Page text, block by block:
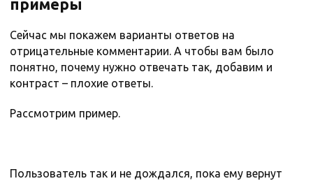
примеры
Сейчас мы покажем варианты ответов на
отрицательные комментарии. А чтобы вам было
понятно, почему нужно отвечать так, добавим и
контраст – плохие ответы.
Рассмотрим пример.
Пользователь так и не дождался, пока ему вернут